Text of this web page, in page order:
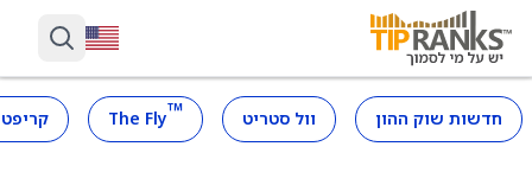
חדשות שוק ההון וול סטריט ™
The Fly